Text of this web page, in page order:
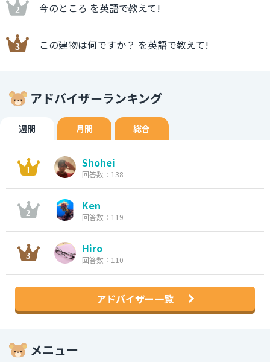
今のところ を英語で教えて!
この建物は何ですか？ を英語で教えて!
アドバイザーランキング
週間 月間 総合
Shohei
回答数：138
Ken
回答数：119
Hiro
回答数：110
アドバイザー一覧
メニュー